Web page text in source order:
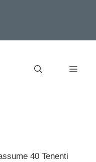
40 Tenenti